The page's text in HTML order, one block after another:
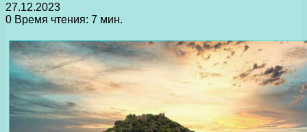
27.12.2023
0 Время чтения: 7 мин.